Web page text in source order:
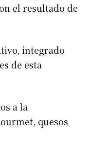
el resultado de
integrado
de esta
a la
quesos